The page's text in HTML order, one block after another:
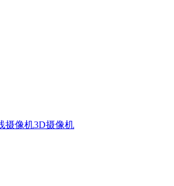
摄像机3D摄像机